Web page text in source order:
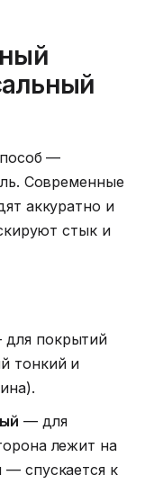
—
Современные
аккуратно и
стык и
покрытий
тонкий и
— для
лежит на
спускается к